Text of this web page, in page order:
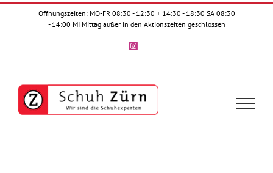
Zum
Öffnungszeiten: MO-FR 08:30 - 12:30 + 14:30 - 18:30 SA 08:30
- 14:00 MI Mittag außer in den Aktionszeiten geschlossen
Instagram